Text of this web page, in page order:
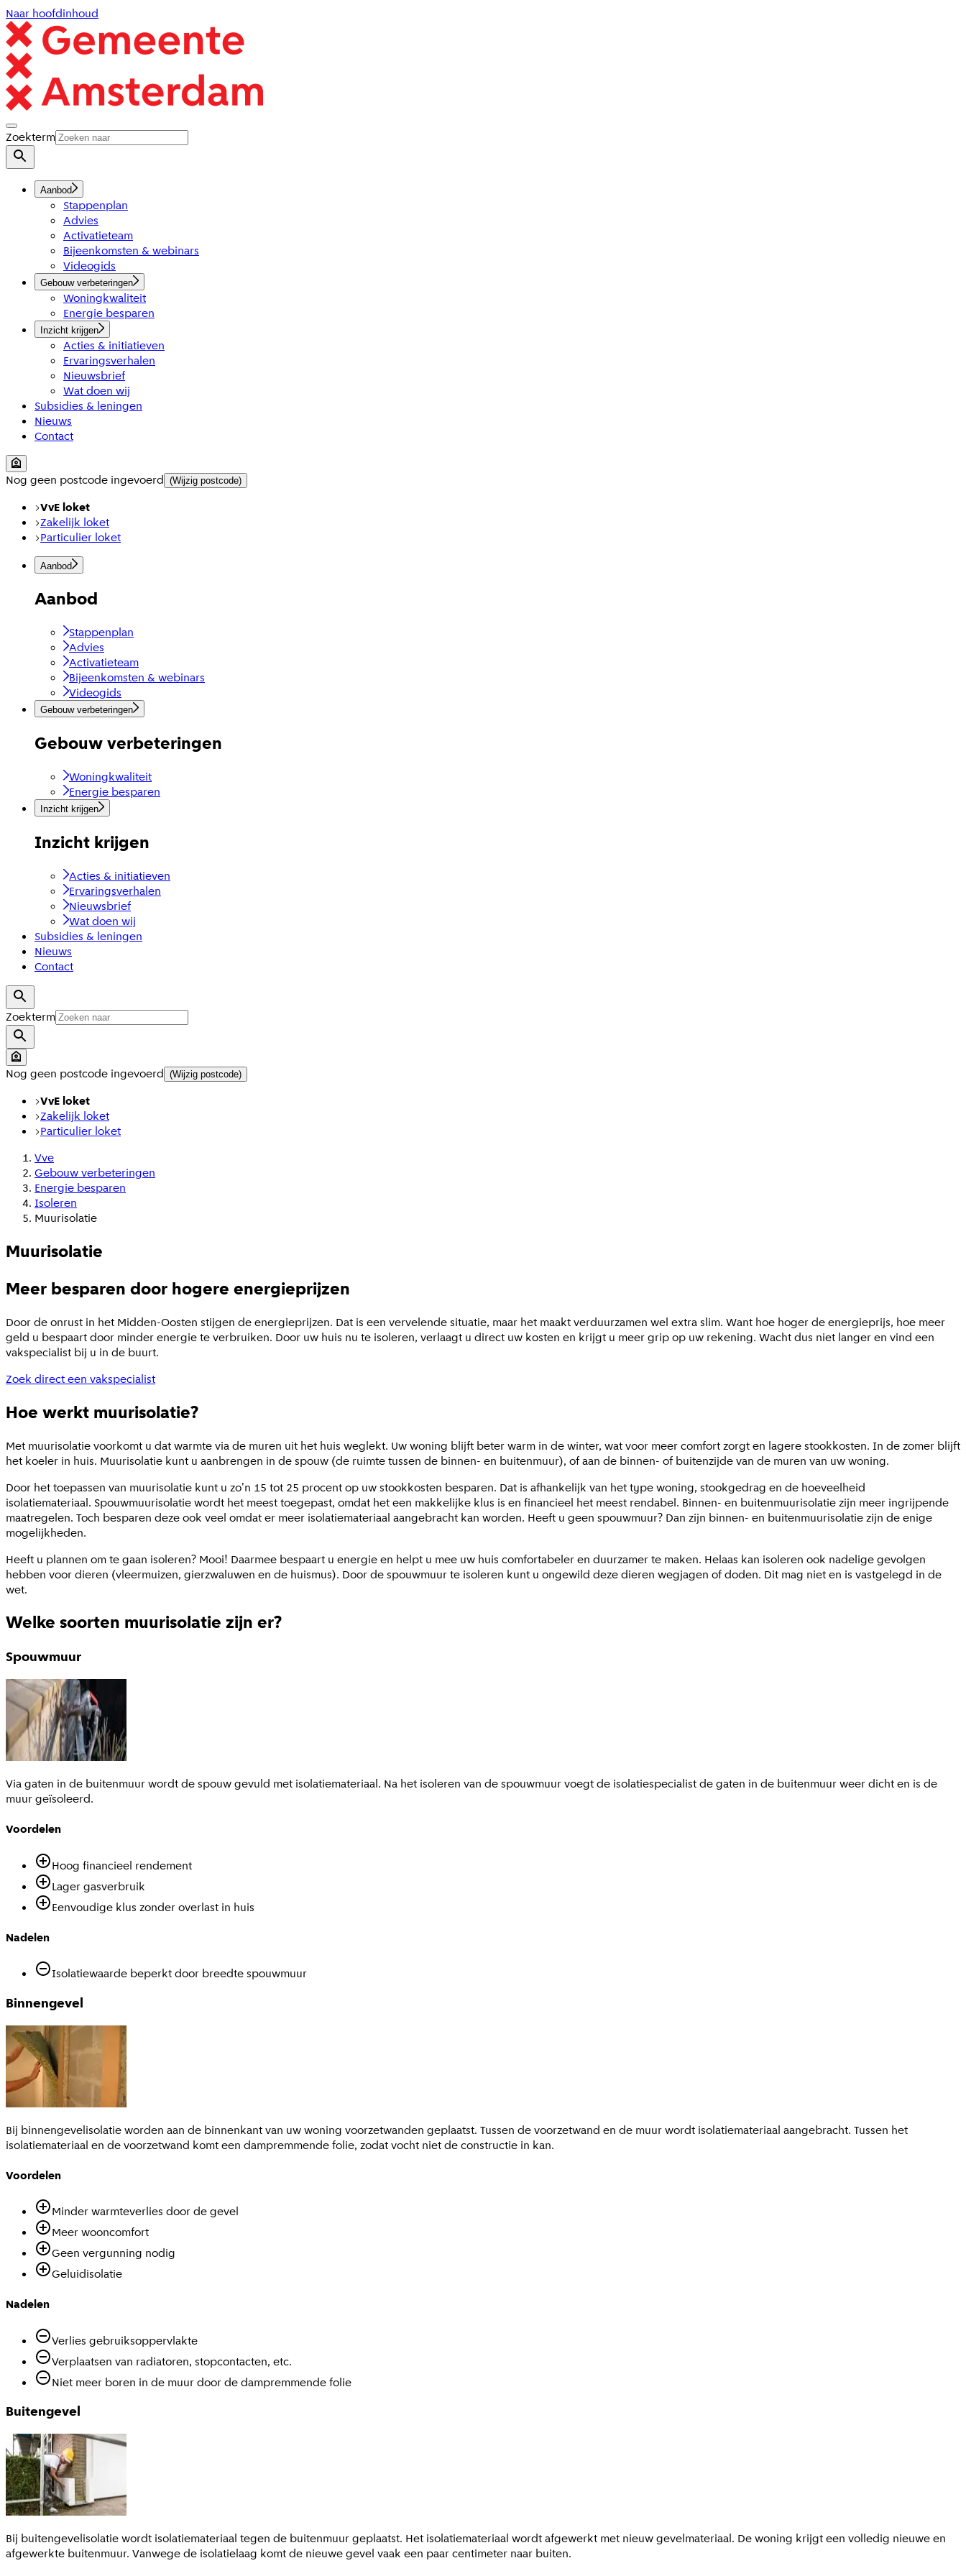
Naar hoofdinhoud
Zoekterm
Aanbod
Stappenplan
Advies
Activatieteam
Bijeenkomsten & webinars
Videogids
Gebouw verbeteringen
Woningkwaliteit
Energie besparen
Inzicht krijgen
Acties & initiatieven
Ervaringsverhalen
Nieuwsbrief
Wat doen wij
Subsidies & leningen
Nieuws
Contact
Nog geen postcode ingevoerd (Wijzig postcode)
VvE loket
Zakelijk loket
Particulier loket
Aanbod
Aanbod
Stappenplan
Advies
Activatieteam
Bijeenkomsten & webinars
Videogids
Gebouw verbeteringen
Gebouw verbeteringen
Woningkwaliteit
Energie besparen
Inzicht krijgen
Inzicht krijgen
Acties & initiatieven
Ervaringsverhalen
Nieuwsbrief
Wat doen wij
Subsidies & leningen
Nieuws
Contact
Zoekterm
Nog geen postcode ingevoerd (Wijzig postcode)
VvE loket
Zakelijk loket
Particulier loket
Vve
Gebouw verbeteringen
Energie besparen
Isoleren
Muurisolatie
Muurisolatie
Meer besparen door hogere energieprijzen
Door de onrust in het Midden-Oosten stijgen de energieprijzen. Dat is een vervelende situatie, maar het maakt verduurzamen wel extra slim. Want hoe hoger de energieprijs, hoe meer
geld u bespaart door minder energie te verbruiken. Door uw huis nu te isoleren, verlaagt u direct uw kosten en krijgt u meer grip op uw rekening. Wacht dus niet langer en vind een
vakspecialist bij u in de buurt.
Zoek direct een vakspecialist
Hoe werkt muurisolatie?
Met muurisolatie voorkomt u dat warmte via de muren uit het huis weglekt. Uw woning blijft beter warm in de winter, wat voor meer comfort zorgt en lagere stookkosten. In de zomer blijft
het koeler in huis. Muurisolatie kunt u aanbrengen in de spouw (de ruimte tussen de binnen- en buitenmuur), of aan de binnen- of buitenzijde van de muren van uw woning.
Door het toepassen van muurisolatie kunt u zo'n 15 tot 25 procent op uw stookkosten besparen. Dat is afhankelijk van het type woning, stookgedrag en de hoeveelheid
isolatiemateriaal. Spouwmuurisolatie wordt het meest toegepast, omdat het een makkelijke klus is en financieel het meest rendabel. Binnen- en buitenmuurisolatie zijn meer ingrijpende
maatregelen. Toch besparen deze ook veel omdat er meer isolatiemateriaal aangebracht kan worden. Heeft u geen spouwmuur? Dan zijn binnen- en buitenmuurisolatie zijn de enige
mogelijkheden.
Heeft u plannen om te gaan isoleren? Mooi! Daarmee bespaart u energie en helpt u mee uw huis comfortabeler en duurzamer te maken. Helaas kan isoleren ook nadelige gevolgen
hebben voor dieren (vleermuizen, gierzwaluwen en de huismus). Door de spouwmuur te isoleren kunt u ongewild deze dieren wegjagen of doden. Dit mag niet en is vastgelegd in de
wet.
Welke soorten muurisolatie zijn er?
Spouwmuur
Via gaten in de buitenmuur wordt de spouw gevuld met isolatiemateriaal. Na het isoleren van de spouwmuur voegt de isolatiespecialist de gaten in de buitenmuur weer dicht en is de
muur geïsoleerd.
Voordelen
Hoog financieel rendement
Lager gasverbruik
Eenvoudige klus zonder overlast in huis
Nadelen
Isolatiewaarde beperkt door breedte spouwmuur
Binnengevel
Bij binnengevelisolatie worden aan de binnenkant van uw woning voorzetwanden geplaatst. Tussen de voorzetwand en de muur wordt isolatiemateriaal aangebracht. Tussen het
isolatiemateriaal en de voorzetwand komt een dampremmende folie, zodat vocht niet de constructie in kan.
Voordelen
Minder warmteverlies door de gevel
Meer wooncomfort
Geen vergunning nodig
Geluidisolatie
Nadelen
Verlies gebruiksoppervlakte
Verplaatsen van radiatoren, stopcontacten, etc.
Niet meer boren in de muur door de dampremmende folie
Buitengevel
Bij buitengevelisolatie wordt isolatiemateriaal tegen de buitenmuur geplaatst. Het isolatiemateriaal wordt afgewerkt met nieuw gevelmateriaal. De woning krijgt een volledig nieuwe en
afgewerkte buitenmuur. Vanwege de isolatielaag komt de nieuwe gevel vaak een paar centimeter naar buiten.